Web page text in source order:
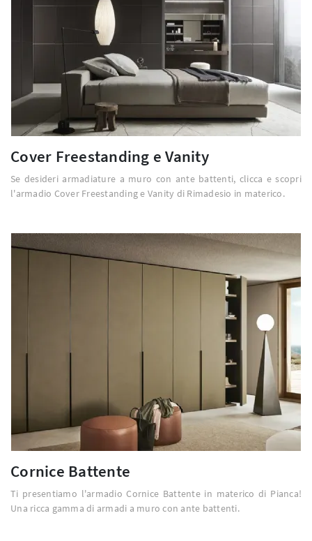
Cover Freestanding e Vanity
Se desideri armadiature a muro con ante battenti, clicca e scopri
l'armadio Cover Freestanding e Vanity di Rimadesio in materico.
Cornice Battente
Ti presentiamo l'armadio Cornice Battente in materico di Pianca!
Una ricca gamma di armadi a muro con ante battenti.